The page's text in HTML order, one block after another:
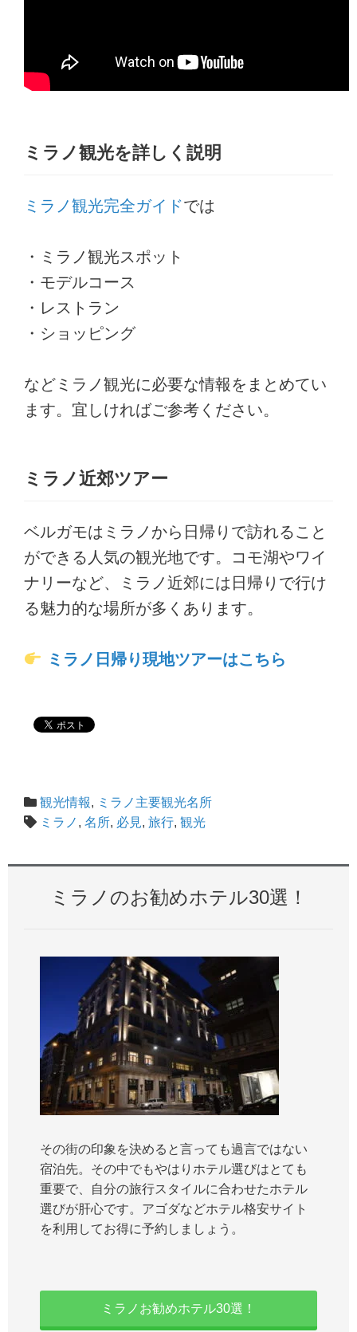
ミラノ観光を詳しく説明
ミラノ観光完全ガイドでは
・ミラノ観光スポット
・モデルコース
・レストラン
・ショッピング
などミラノ観光に必要な情報をまとめてい
ます。宜しければご参考ください。
ミラノ近郊ツアー
ベルガモはミラノから日帰りで訪れること
ができる人気の観光地です。コモ湖やワイ
ナリーなど、ミラノ近郊には日帰りで行け
る魅力的な場所が多くあります。
ミラノ日帰り現地ツアーはこちら
観光情報, ミラノ主要観光名所
ミラノ , 名所, 必見, 旅行, 観光
ミラノのお勧めホテル30選！
その街の印象を決めると言っても過言ではない
宿泊先。その中でもやはりホテル選びはとても
重要で、自分の旅行スタイルに合わせたホテル
選びが肝心です。アゴダなどホテル格安サイト
を利用してお得に予約しましょう。
ミラノお勧めホテル30選！